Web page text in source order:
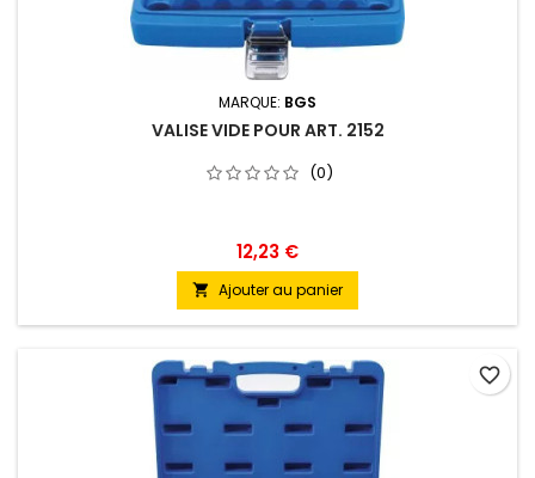
MARQUE: BGS
VALISE VIDE POUR ART. 2152
(0)
12,23 €
 Ajouter au panier
favorite_border